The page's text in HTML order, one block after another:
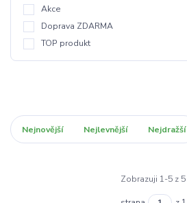
Akce
Doprava ZDARMA
TOP produkt
Nejnovější Nejlevnější Nejdražší
Zobrazuji 1-5 z 5